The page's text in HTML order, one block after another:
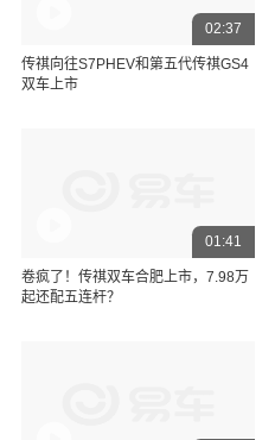
02:37
传祺向往S7PHEV和第五代传祺GS4
双车上市
01:41
卷疯了！传祺双车合肥上市，7.98万
起还配五连杆？